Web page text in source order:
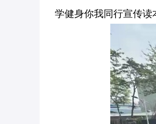
学健身你我同行宣传读